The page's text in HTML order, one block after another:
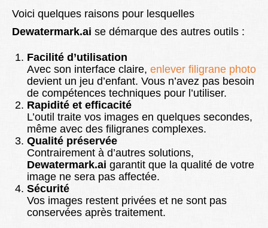
Voici quelques raisons pour lesquelles
Dewatermark.ai se démarque des autres outils :
Facilité d’utilisation
Avec son interface claire, enlever filigrane photo
devient un jeu d’enfant. Vous n’avez pas besoin
de compétences techniques pour l’utiliser.
Rapidité et efficacité
L’outil traite vos images en quelques secondes,
même avec des filigranes complexes.
Qualité préservée
Contrairement à d’autres solutions,
Dewatermark.ai garantit que la qualité de votre
image ne sera pas affectée.
Sécurité
Vos images restent privées et ne sont pas
conservées après traitement.